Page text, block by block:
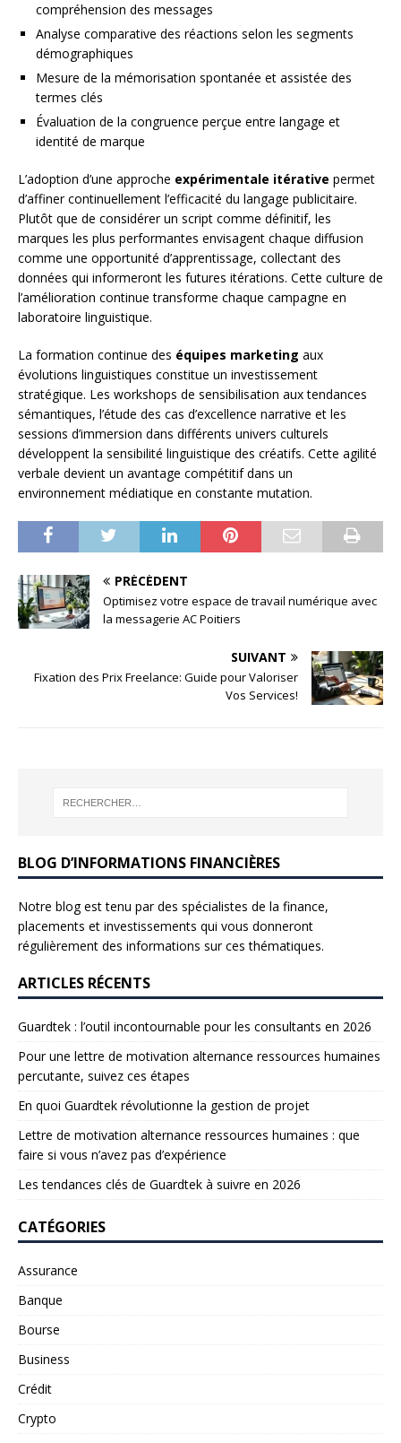
compréhension des messages
Analyse comparative des réactions selon les segments
démographiques
Mesure de la mémorisation spontanée et assistée des
termes clés
Évaluation de la congruence perçue entre langage et
identité de marque
L’adoption d’une approche expérimentale itérative permet
d’affiner continuellement l’efficacité du langage publicitaire.
Plutôt que de considérer un script comme définitif, les
marques les plus performantes envisagent chaque diffusion
comme une opportunité d’apprentissage, collectant des
données qui informeront les futures itérations. Cette culture de
l’amélioration continue transforme chaque campagne en
laboratoire linguistique.
La formation continue des équipes marketing aux
évolutions linguistiques constitue un investissement
stratégique. Les workshops de sensibilisation aux tendances
sémantiques, l’étude des cas d’excellence narrative et les
sessions d’immersion dans différents univers culturels
développent la sensibilité linguistique des créatifs. Cette agilité
verbale devient un avantage compétitif dans un
environnement médiatique en constante mutation.
PRÉCÉDENT
Optimisez votre espace de travail numérique avec
la messagerie AC Poitiers
SUIVANT
Fixation des Prix Freelance: Guide pour Valoriser
Vos Services!
BLOG D’INFORMATIONS FINANCIÈRES
Notre blog est tenu par des spécialistes de la finance,
placements et investissements qui vous donneront
régulièrement des informations sur ces thématiques.
ARTICLES RÉCENTS
Guardtek : l’outil incontournable pour les consultants en 2026
Pour une lettre de motivation alternance ressources humaines
percutante, suivez ces étapes
En quoi Guardtek révolutionne la gestion de projet
Lettre de motivation alternance ressources humaines : que
faire si vous n’avez pas d’expérience
Les tendances clés de Guardtek à suivre en 2026
CATÉGORIES
Assurance
Banque
Bourse
Business
Crédit
Crypto